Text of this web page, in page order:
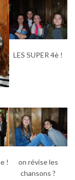
LES SUPER 4è !
!
on révise les
chansons ?